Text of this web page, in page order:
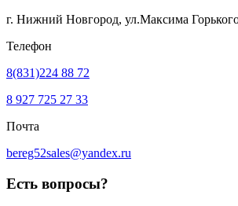
г. Нижний Новгород, ул.Максима
Телефон
8(831)224 88 72
8 927 725 27 33
Почта
bereg52sales@yandex.ru
Есть вопросы?